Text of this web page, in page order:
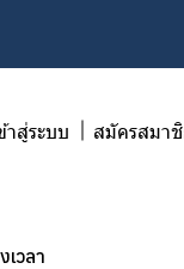
าสู่ระบบ สมัครสมา
วลา